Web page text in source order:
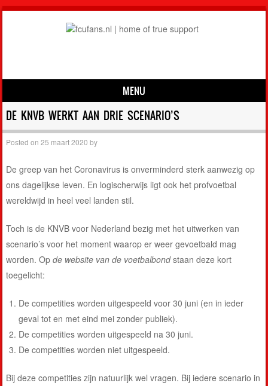
MENU
Skip to content
DE KNVB WERKT AAN DRIE SCENARIO’S
Posted on25 maart 2020 by
De greep van het Coronavirus is onverminderd sterk aanwezig op
ons dagelijkse leven. En logischerwijs ligt ook het profvoetbal
wereldwijd in heel veel landen stil.
Toch is de KNVB voor Nederland bezig met het uitwerken van
scenario’s voor het moment waarop er weer gevoetbald mag
worden. Opde website van de voetbalbondstaan deze kort
toegelicht:
De competities worden uitgespeeld voor 30 juni (en in ieder
geval tot en met eind mei zonder publiek).
De competities worden uitgespeeld na 30 juni.
De competities worden niet uitgespeeld.
Bij deze competities zijn natuurlijk wel vragen. Bij iedere scenario in